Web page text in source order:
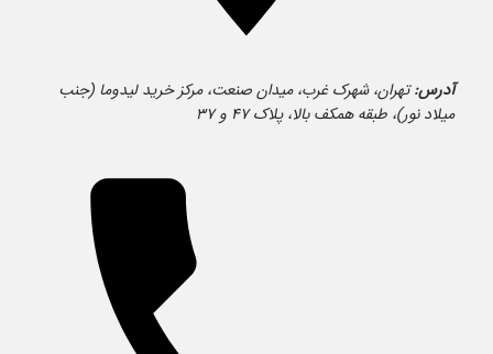
آدرس:تهران، شهرک غرب، میدان صنعت، مرکز خرید لیدوما (جنب
میلاد نور)، طبقه همکف بالا، پلاک ۴۷ و ۳۷